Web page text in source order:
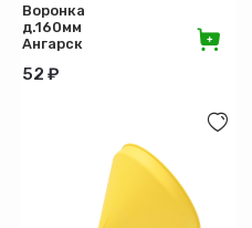
Воронка
д.160мм
Ангарск
52 ₽